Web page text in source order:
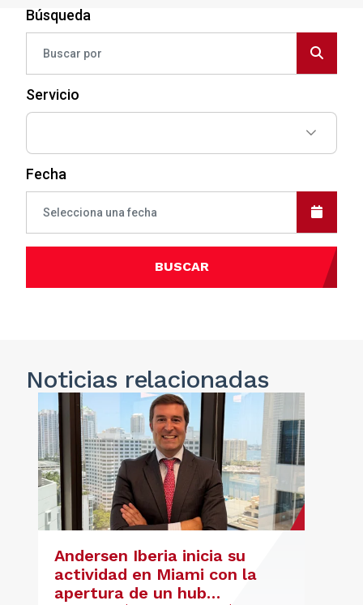
Búsqueda
Servicio
Fecha
BUSCAR
Noticiasrelacionadas
Andersen Iberia inicia su
actividad en Miami con la
apertura de un hub